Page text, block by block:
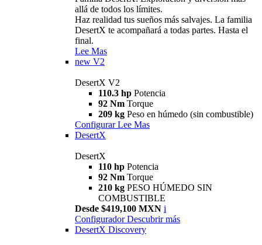
allá de todos los límites.
Haz realidad tus sueños más salvajes. La familia
DesertX te acompañará a todas partes. Hasta el
final.
Lee Mas
new V2
DesertX V2
110.3 hp Potencia
92 Nm Torque
209 kg Peso en húmedo (sin combustible)
Configurar Lee Mas
DesertX
DesertX
110 hp Potencia
92 Nm Torque
210 kg PESO HÚMEDO SIN
COMBUSTIBLE
Desde $419,100 MXN i
Configurador Descubrir más
DesertX Discovery